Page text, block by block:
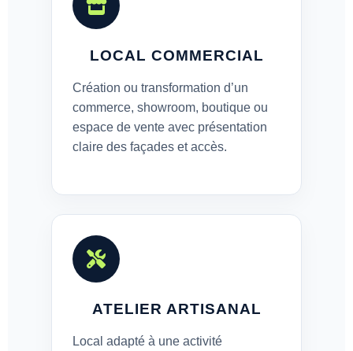
LOCAL COMMERCIAL
Création ou transformation d’un
commerce, showroom, boutique ou
espace de vente avec présentation
claire des façades et accès.
ATELIER ARTISANAL
Local adapté à une activité